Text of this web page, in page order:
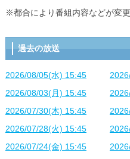
※都合により番組内容などが変
過去の放送
2026/08/05(水) 15:45
2026/08/03(月) 15:45
2026/07/30(木) 15:45
2026/07/28(火) 15:45
2026/07/24(金) 15:45